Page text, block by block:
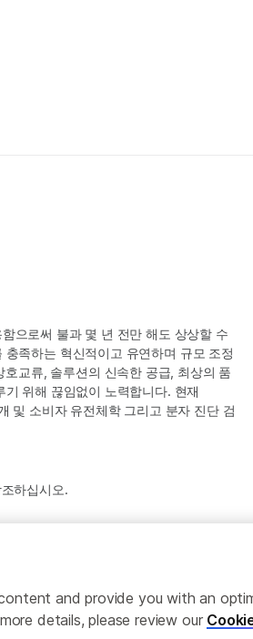
으로써 불과 몇 년 전만 해도 상상할 수
족하는 혁신적이고 유연하며 규모 조정
교류, 솔루션의 신속한 공급, 최상의 품
위해 끊임없이 노력합니다. 현재
및 소비자 유전체학 그리고 분자 진단 검
하십시오.
and provide you with an
details, please review our